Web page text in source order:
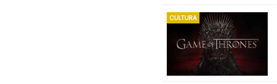
CULTURA